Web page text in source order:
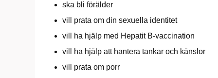
ska bli förälder
vill prata om din sexuella identitet
vill ha hjälp med Hepatit B-vaccination
vill ha hjälp att hantera tankar och känslor
vill prata om porr